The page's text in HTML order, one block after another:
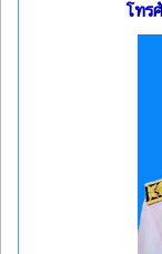
โท